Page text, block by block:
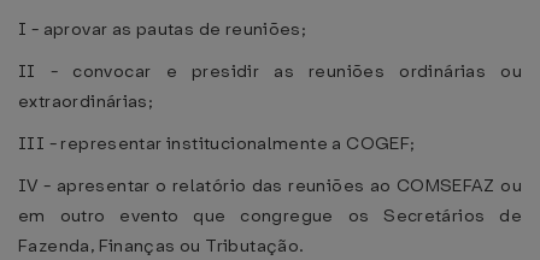
I - aprovar as pautas de reuniões;
II - convocar e presidir as reuniões ordinárias ou
extraordinárias;
III - representar institucionalmente a COGEF;
IV - apresentar o relatório das reuniões ao COMSEFAZ ou
em outro evento que congregue os Secretários de
Fazenda, Finanças ou Tributação.